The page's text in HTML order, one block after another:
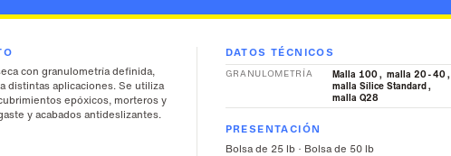
con granulometría definida,
distintas aplicaciones. Se utiliza
epóxicos, morteros y
y acabados antideslizantes.
DATOS TÉCNICOS
GRANULOMETRÍA
Malla 100, malla 20-40,
malla Sílice Standard,
malla Q28
PRESENTACIÓN
Bolsa de 25 lb · Bolsa de 50 lb